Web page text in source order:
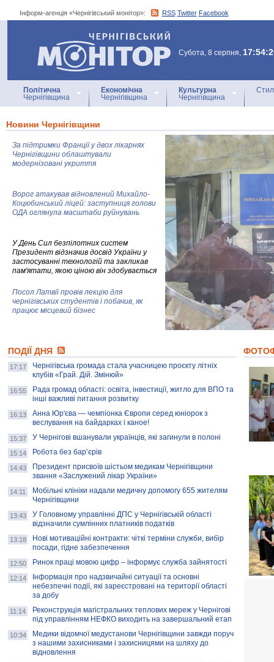
Інформ-агенція «Чернігівський монітор»: RSS Twitter Facebook
Інформ-агенція
«Чернігівський монітор»
Субота, 8 серпня,
Політична
Чернігівщина
Економічна
Чернігівщина
Культурна
Чернігівщина
Новини Чернігівщини
За підтримки Франції у двох лікарнях
Чернігівщини облаштували
модернізовані укриття
Ворог атакував відновлений Михайло-
Коцюбинський ліцей: заступниця голови
ОДА оглянула масштаби руйнувань
У День Сил безпілотних систем
Президент відзначив досвід України у
застосуванні технологій та закликав
пам'ятати, якою ціною він здобувається
Посол Латвії провів лекцію для
чернігівських студентів і побачив, як
працює місцевий бізнес
колекцію про війну, емоції та тварин
AB InBev Efes Україна підтримала
навчальний проєкт "Молодіжна бізнес-
школа", спрямований на розвиток
підприємництва у Чернігівській області
Золота тварина: видання Forbes
написало про чернігівця Патрона: хто і
скільки на ньому заробляє? І куди
витрачають?
ПОДІЇ ДНЯ
17:17
Чернігівська громада стала учасницею проєкту літніх
клубів «Грай. Дій. Змінюй»
16:55
Рада громад області: освіта, інвестиції, житло для ВПО та
інші важливі питання розвитку
16:13
Анна Юр'єва — чемпіонка Європи серед юніорок з
веслування на байдарках і каное!
15:37 У Чернігові вшанували українців, які загинули в полоні
15:14 Робота без бар’єрів
14:43
Президент присвоїв шістьом медикам Чернігівщини
звання «Заслужений лікар України»
14:11
Мобільні клініки надали медичну допомогу 655 жителям
Чернігівщини
13:43
У Головному управлінні ДПС у Чернігівській області
відзначили сумлінних платників податків
13:18
Нові мотиваційні контракти: чіткі терміни служби, вибір
посади, гідне забезпечення
12:50 Ринок праці мовою цифр – інформує служба зайнятості
12:14
Інформація про надзвичайні ситуації та основні
небезпечні події, які зареєстровані на території області
за добу
11:14
Реконструкція магістральних теплових мереж у Чернігові
під управлінням НЕФКО виходить на завершальний етап
10:34
Медики відомчої медустанови Чернігівщини завжди поруч
з нашими захисниками і захисницями на шляху до
відновлення